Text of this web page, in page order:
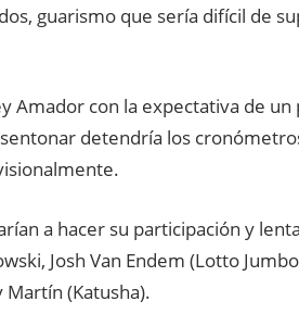
guarismo que sería difícil de
Amador con la expectativa de un
detendría los
a hacer su participación y
Josh Van Endem (Lotto
(Katusha).